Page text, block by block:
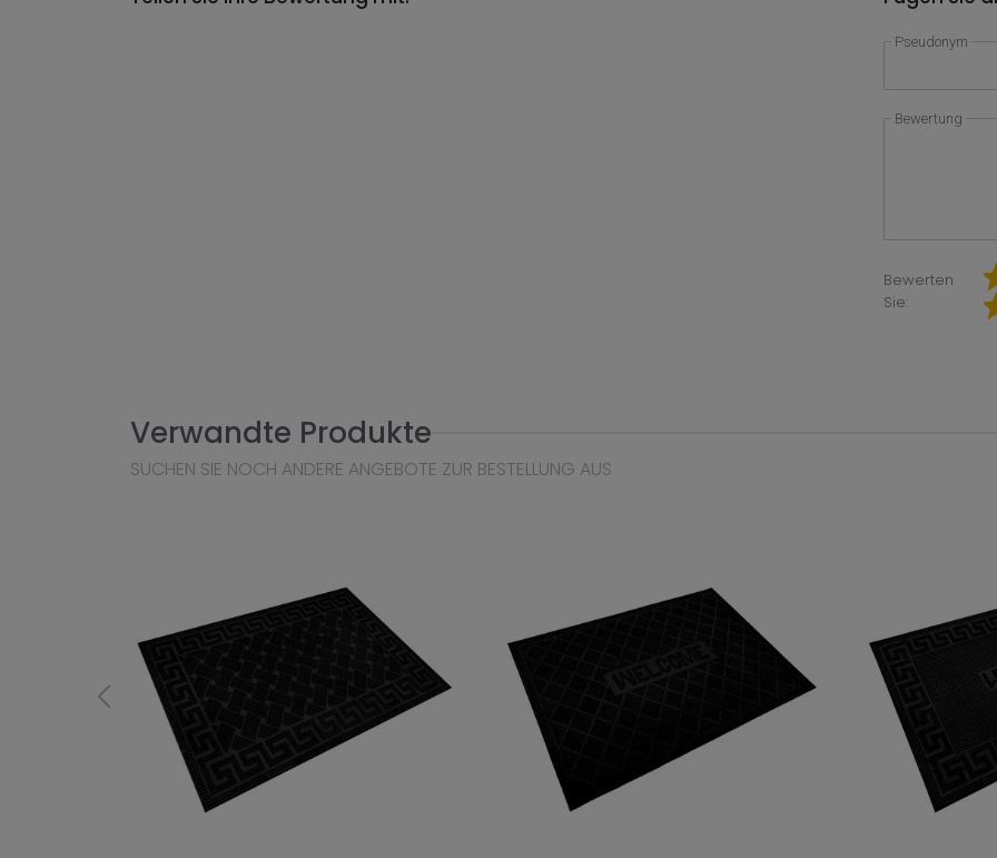
Pseudonym
Bewertung
Bewerten
Sie:
Verwandte Produkte
SUCHEN SIE NOCH ANDERE ANGEBOTE ZUR BESTELLUNG AUS